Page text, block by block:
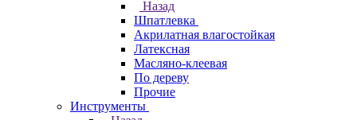
Назад
Шпатлевка
Акрилатная влагостойкая
Латексная
Масляно-клеевая
По дереву
Прочие
Инструменты